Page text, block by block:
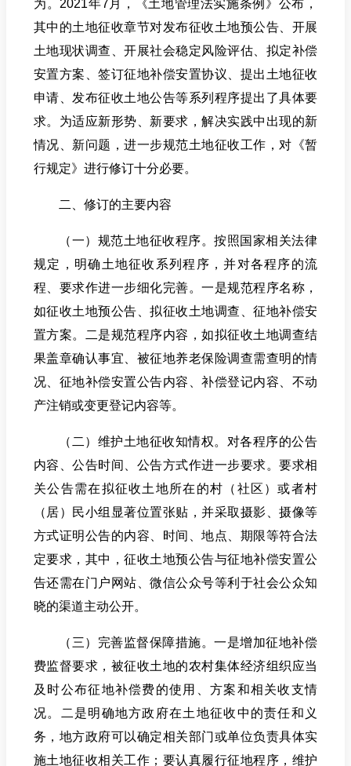
为。 2021年7月，《土地管理法实施条例》公布，
其中的土地征收章节对发布征收土地预公告、开展
土地现状调查、开展社会稳定风险评估、拟定补偿
安置方案、签订征地补偿安置协议、提出土地征收
申请、发布征收土地公告等系列程序提出了具体要
求。为适应新形势、新要求，解决实践中出现的新
情况、新问题，进一步规范土地征收工作，对《暂
行规定》进行修订十分必要。
二、 修订的主要内容
（一）规范土地征收程序。按照国家相关法律
规定，明确土地征收系列程序，并对各程序的流
程、要求作进一步细化完善。一是规范程序名称，
如征收土地预公告、拟征收土地调查、征地补偿安
置方案。二是规范程序内容，如拟征收土地调查结
果盖章确认事宜、被征地养老保险调查需查明的情
况、征地补偿安置公告内容、补偿登记内容、不动
产注销或变更登记内容等。
（二）维护土地征收知情权。对各程序的公告
内容、公告时间、公告方式作进一步要求。要求相
关公告需在拟征收土地所在的村（社区）或者村
（居）民小组显著位置张贴，并采取摄影、摄像等
方式证明公告的内容、时间、地点、期限等符合法
定要求，其中，征收土地预公告与征地补偿安置公
告还需在门户网站、微信公众号等利于社会公众知
晓的渠道主动公开。
（三）完善监督保障措施。一是增加征地补偿
费监督要求，被征收土地的农村集体经济组织应当
及时公布征地补偿费的使用、方案和相关收支情
况。二是明确地方政府在土地征收中的责任和义
务，地方政府可以确定相关部门或单位负责具体实
施土地征收相关工作；要认真履行征地程序，维护